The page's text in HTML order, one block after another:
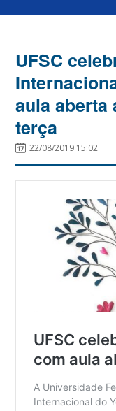
UFSC
aula aberta
terça
22/08/2019 15:02